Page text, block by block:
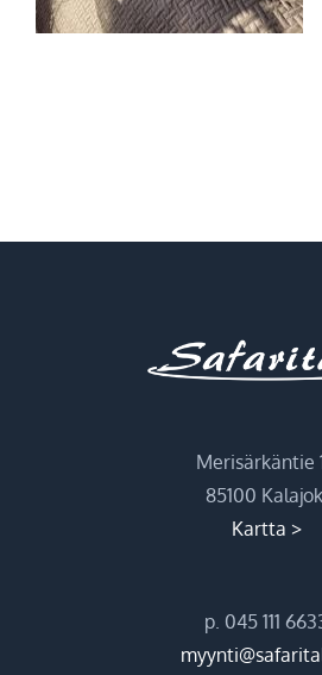
Merisärkäntie
85100
Kartta >
p. 045 111